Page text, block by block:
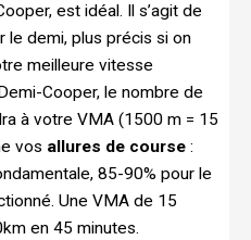
est idéal. Il s’agit de
le demi, plus précis si on
meilleure vitesse
Cooper, le nombre de
à votre VMA (1500 m = 15
vos allures de course :
85-90% pour le
Une VMA de 15
en 45 minutes.